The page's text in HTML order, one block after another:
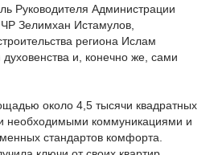
Руководителя Администрации
Зелимхан Истамулов,
региона Ислам
духовенства и, конечно же, сами
около 4,5 тысячи квадратных
необходимыми коммуникациями и
стандартов комфорта.